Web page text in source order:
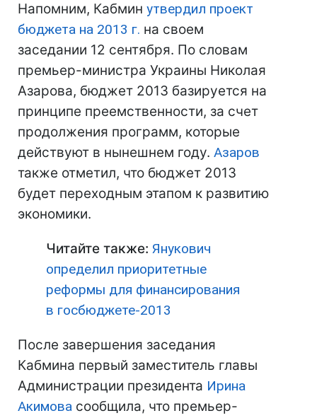
Напомним, Кабмин утвердил проект
бюджета на 2013 г. на своем
заседании 12 сентября. По словам
премьер-министра Украины Николая
Азарова, бюджет 2013 базируется на
принципе преемственности, за счет
продолжения программ, которые
действуют в нынешнем году. Азаров
также отметил, что бюджет 2013
будет переходным этапом к развитию
экономики.
Читайте также: Янукович
определил приоритетные
реформы для финансирования
в госбюджете-2013
После завершения заседания
Кабмина первый заместитель главы
Администрации президента Ирина
Акимова сообщила, что премьер-